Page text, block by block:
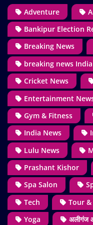
Adventure
Bankipur Election
Breaking News
breaking news India
Cricket News
Entertainment
Gym & Fitness
India News
Lulu News
Prashant Kishor
Spa Salon
Tech
Tour &
Yoga
अलीगंज